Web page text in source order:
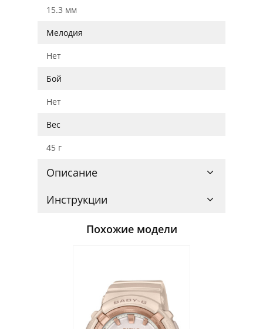
15.3 мм
Мелодия
Нет
Бой
Нет
Вес
45 г
Описание
Инструкции
Похожие модели